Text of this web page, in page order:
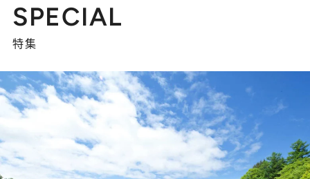
SPECIAL
特集